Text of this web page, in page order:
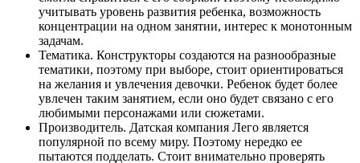
учитывать уровень развития ребенка, возможность
концентрации на одном занятии, интерес к монотонным
задачам.
Тематика. Конструкторы создаются на разнообразные
тематики, поэтому при выборе, стоит ориентироваться
на желания и увлечения девочки. Ребенок будет более
увлечен таким занятием, если оно будет связано с его
любимыми персонажами или сюжетами.
Производитель. Датская компания Лего является
популярной по всему миру. Поэтому нередко ее
пытаются подделать. Стоит внимательно проверять